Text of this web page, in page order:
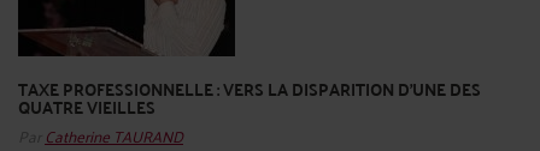
TAXE PROFESSIONNELLE : VERS LA DISPARITION D'UNE DES
QUATRE VIEILLES
Par Catherine TAURAND